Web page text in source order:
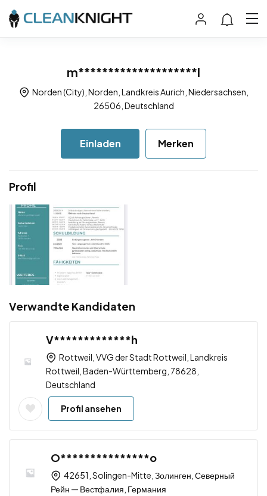
m********************l
Norden (City), Norden, Landkreis Aurich, Niedersachsen,
26506, Deutschland
Einladen Merken
Profil
Verwandte Kandidaten
V*************h
Rottweil, VVG der Stadt Rottweil, Landkreis
Rottweil, Baden-Württemberg, 78628,
Deutschland
Profil ansehen
O***************o
42651, Solingen-Mitte, Золинген, Северный
Рейн — Вестфалия, Германия